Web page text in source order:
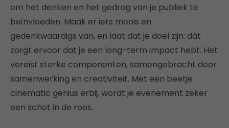
om het denken en het gedrag van je publiek te
beïnvloeden. Maak er iets moois en
gedenkwaardigs van, en laat dat je doel zijn: dát
zorgt ervoor dat je een long-term impact hebt. Het
vereist sterke componenten, samengebracht door
samenwerking en creativiteit. Met een beetje
cinematic genius erbij, wordt je evenement zeker
een schot in de roos.